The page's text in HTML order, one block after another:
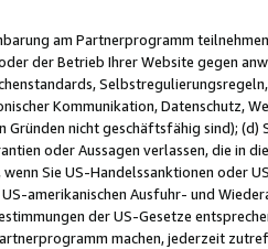
am Partnerprogramm
der Betrieb Ihrer Website gegen
Kommunikation, Datenschutz,
nicht geschäftsfähig sind);
oder Aussagen verlassen, die in
Sie US-Handelssanktionen oder
amerikanischen Ausfuhr- und
der US-Gesetze
machen, jederzeit